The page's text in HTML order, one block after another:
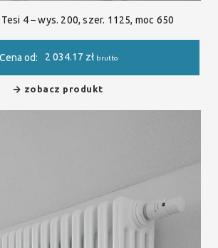
4 – wys. 200, szer. 1125, moc 650
Cena od: 2 034.17 zł brutto
zobacz produkt